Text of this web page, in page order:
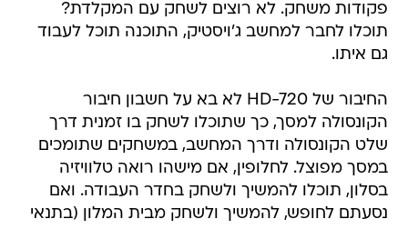
פקודות משחק. לא רוצים לשחק עם המקלדת?
תוכלו לחבר למחשב ג'ויסטיק, התוכנה תוכל לעבוד
גם איתו.
החיבור של HD-720 לא בא על חשבון חיבור
הקונסולה למסך, כך שתוכלו לשחק בו זמנית דרך
שלט הקונסולה ודרך המחשב, במשחקים שתומכים
במסך מפוצל. לחלופין, אם מישהו רואה טלוויזיה
בסלון, תוכלו להמשיך ולשחק בחדר העבודה. ואם
נסעתם לחופש, להמשיך ולשחק מבית המלון (בתנאי